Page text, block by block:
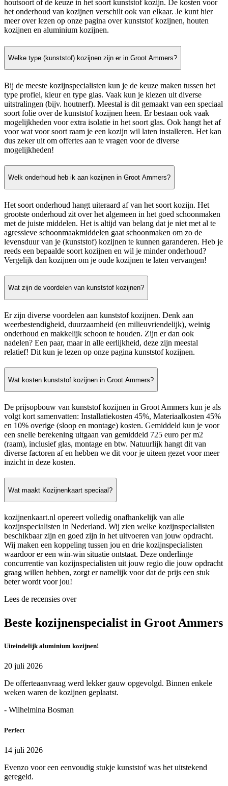
houtsoort of de keuze in het soort kunststof kozijn. De kosten voor
het onderhoud van kozijnen verschilt ook van elkaar. Je kunt hier
meer over lezen op onze pagina over kunststof kozijnen, houten
kozijnen en aluminium kozijnen.
Welke type (kunststof) kozijnen zijn er in Groot Ammers?
Bij de meeste kozijnspecialisten kun je de keuze maken tussen het
type profiel, kleur en type glas. Vaak kun je kiezen uit diverse
uitstralingen (bijv. houtnerf). Meestal is dit gemaakt van een speciaal
soort folie over de kunststof kozijnen heen. Er bestaan ook vaak
mogelijkheden voor extra isolatie in het soort glas. Ook hangt het af
voor wat voor soort raam je een kozijn wil laten installeren. Het kan
dus zeker uit om offertes aan te vragen voor de diverse
mogelijkheden!
Welk onderhoud heb ik aan kozijnen in Groot Ammers?
Het soort onderhoud hangt uiteraard af van het soort kozijn. Het
grootste onderhoud zit over het algemeen in het goed schoonmaken
met de juiste middelen. Het is altijd van belang dat je niet met al te
agressieve schoonmaakmiddelen gaat schoonmaken om zo de
levensduur van je (kunststof) kozijnen te kunnen garanderen. Heb je
reeds een bepaalde soort kozijnen en wil je minder onderhoud?
Vergelijk dan kozijnen om je oude kozijnen te laten vervangen!
Wat zijn de voordelen van kunststof kozijnen?
Er zijn diverse voordelen aan kunststof kozijnen. Denk aan
weerbestendigheid, duurzaamheid (en milieuvriendelijk), weinig
onderhoud en makkelijk schoon te houden. Zijn er dan ook
nadelen? Een paar, maar in alle eerlijkheid, deze zijn meestal
relatief! Dit kun je lezen op onze pagina kunststof kozijnen.
Wat kosten kunststof kozijnen in Groot Ammers?
De prijsopbouw van kunststof kozijnen in Groot Ammers kun je als
volgt kort samenvatten: Installatiekosten 45%, Materiaalkosten 45%
en 10% overige (sloop en montage) kosten. Gemiddeld kun je voor
een snelle berekening uitgaan van gemiddeld 725 euro per m2
(raam), inclusief glas, montage en btw. Natuurlijk hangt dit van
diverse factoren af en hebben we dit voor je uiteen gezet voor meer
inzicht in deze kosten.
Wat maakt Kozijnenkaart speciaal?
kozijnenkaart.nl opereert volledig onafhankelijk van alle
kozijnspecialisten in Nederland. Wij zien welke kozijnspecialisten
beschikbaar zijn en goed zijn in het uitvoeren van jouw opdracht.
Wij maken een koppeling tussen jou en drie kozijnspecialisten
waardoor er een win-win situatie ontstaat. Deze onderlinge
concurrentie van kozijnspecialisten uit jouw regio die jouw opdracht
graag willen hebben, zorgt er namelijk voor dat de prijs een stuk
beter wordt voor jou!
Lees de recensies over
Beste kozijnenspecialist in Groot Ammers
Uiteindelijk aluminium kozijnen!
20 juli 2026
De offerteaanvraag werd lekker gauw opgevolgd. Binnen enkele
weken waren de kozijnen geplaatst.
- Wilhelmina Bosman
Perfect
14 juli 2026
Evenzo voor een eenvoudig stukje kunststof was het uitstekend
geregeld.